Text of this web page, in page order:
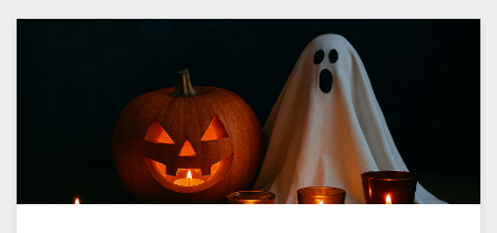
felejtés
útja,
amelyet
iskolarendszernek
hívunk